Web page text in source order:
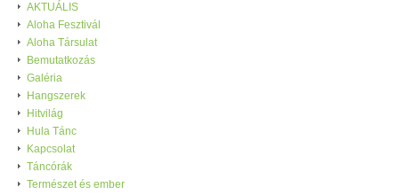
AKTUÁLIS
Aloha Fesztivál
Aloha Társulat
Bemutatkozás
Galéria
Hangszerek
Hitvilág
Hula Tánc
Kapcsolat
Táncórák
Természet és ember